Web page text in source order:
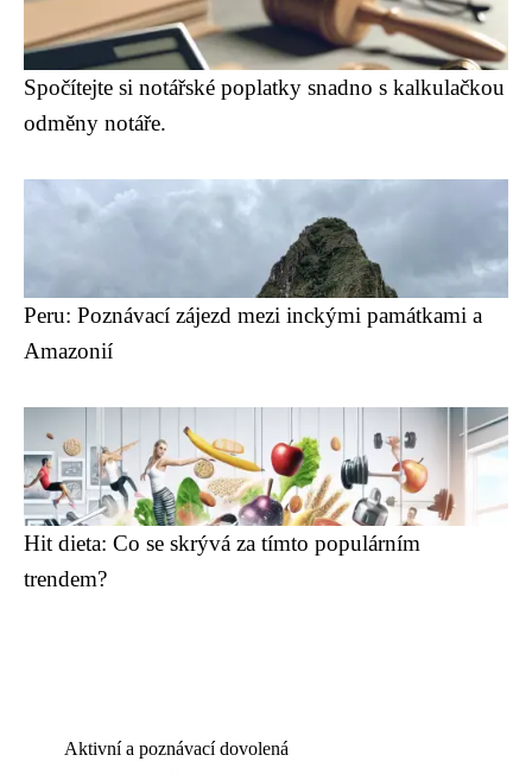
Spočítejte si notářské poplatky snadno s kalkulačkou
odměny notáře.
Peru: Poznávací zájezd mezi inckými památkami a
Amazonií
Hit dieta: Co se skrývá za tímto populárním
trendem?
Aktivní a poznávací dovolená